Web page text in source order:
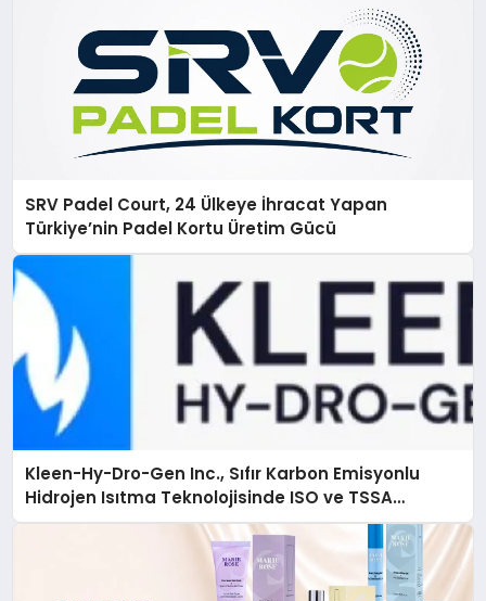
SRV Padel Court, 24 Ülkeye İhracat Yapan
Türkiye’nin Padel Kortu Üretim Gücü
Kleen-Hy-Dro-Gen Inc., Sıfır Karbon Emisyonlu
Hidrojen Isıtma Teknolojisinde ISO ve TSSA
Düzenleyici Onaylarını Aldı